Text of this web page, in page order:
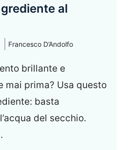
al
Francesco D’Andolfo
brillante e
mai prima? Usa questo
basta
del secchio.